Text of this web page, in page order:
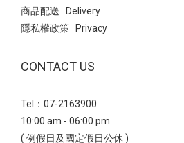
商品配送 Delivery
隱私權政策 Privacy
CONTACT US
Tel：07-2163900
10:00 am - 06:00 pm
( 例假日及國定假日公休 )